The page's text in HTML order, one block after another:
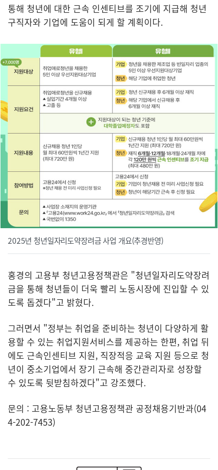
통해 청년에 대한 근속 인센티브를 조기에 지급해 청년
구직자와 기업에 도움이 되게 할 계획이다.
2025년 청년일자리도약장려금 사업 개요(추경반영)
홍경의 고용부 청년고용정책관은 "청년일자리도약장려
금을 통해 청년들이 더욱 빨리 노동시장에 진입할 수 있
도록 돕겠다"고 밝혔다.
그러면서 "정부는 취업을 준비하는 청년이 다양하게 활
용할 수 있는 취업지원서비스를 제공하는 한편, 취업 뒤
에도 근속인센티브 지원, 직장적응 교육 지원 등으로 청
년이 중소기업에서 장기 근속해 중간관리자로 성장할
수 있도록 뒷받침하겠다"고 강조했다.
문의 : 고용노동부 청년고용정책관 공정채용기반과(04
4-202-7453)